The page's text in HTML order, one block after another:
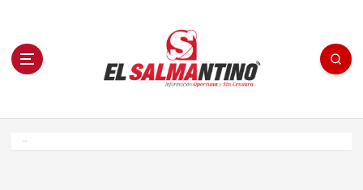
n El Salmantino - medios/noticias/editorial